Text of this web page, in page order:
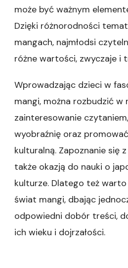
może być ważnym
Dzięki różnorodności
mangach, najmłodsi
różne wartości, zwyczaje i
Wprowadzając dzieci w
mangi, można rozbudzić w
zainteresowanie
wyobraźnię oraz
kulturalną. Zapoznanie się
także okazją do nauki o
kulturze. Dlatego też
świat mangi, dbając
odpowiedni dobór treści,
ich wieku i dojrzałości.